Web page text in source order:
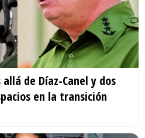
de Díaz-Canel y dos
en la transición